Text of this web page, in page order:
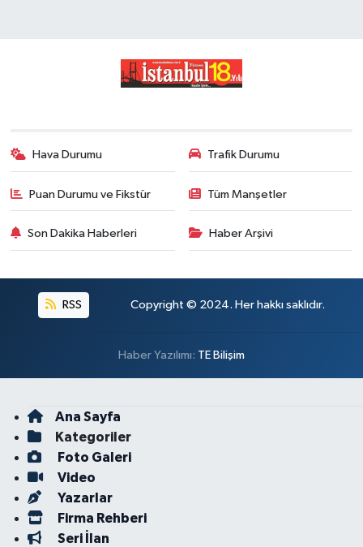
Hava Durumu Trafik Durumu
Puan Durumu ve Fikstür Tüm Manşetler
Son Dakika Haberleri Haber Arşivi
RSS Copyright © 2024. Her hakkı saklıdır.
Haber Yazılımı: TE Bilişim
Ana Sayfa
Kategoriler
Foto Galeri
Video
Yazarlar
Firma Rehberi
Seri İlan